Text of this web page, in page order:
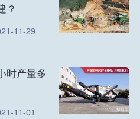
？
11-29
时产量多
11-01